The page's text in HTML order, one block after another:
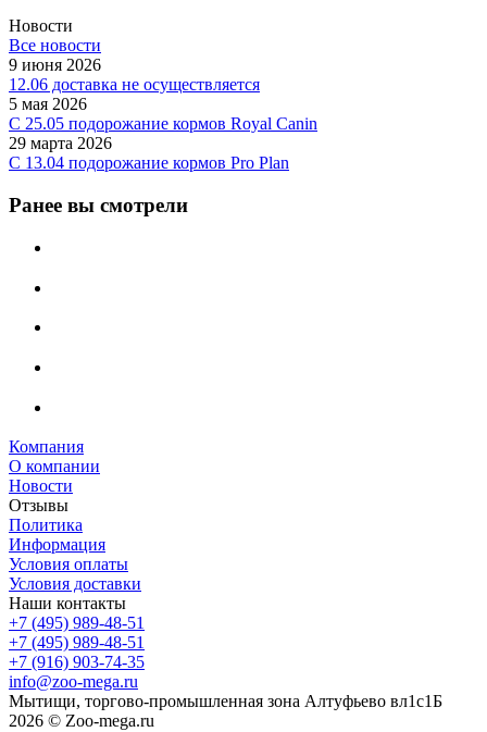
Новости
Все новости
9 июня 2026
12.06 доставка не осуществляется
5 мая 2026
C 25.05 подорожание кормов Royal Canin
29 марта 2026
С 13.04 подорожание кормов Pro Plan
Ранее вы смотрели
Компания
О компании
Новости
Отзывы
Политика
Информация
Условия оплаты
Условия доставки
Наши контакты
+7 (495) 989-48-51
+7 (495) 989-48-51
+7 (916) 903-74-35
info@zoo-mega.ru
Мытищи, торгово-промышленная зона Алтуфьево вл1с1Б
2026 © Zoo-mega.ru